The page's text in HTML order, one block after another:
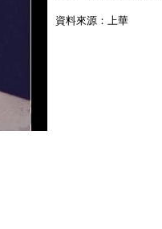
資料來源：上華